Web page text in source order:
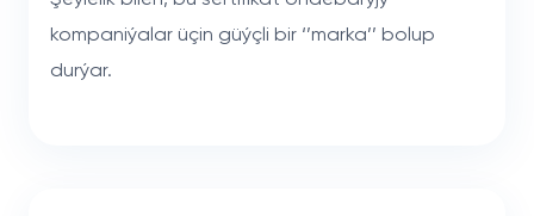
kompaniýalar üçin güýçli bir ‘’marka’’ bolup
durýar.